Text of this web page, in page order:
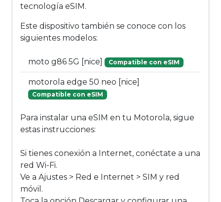
tecnología eSIM.
Este dispositivo también se conoce con los
siguientes modelos:
moto g86 5G [nice] Compatible con eSIM
motorola edge 50 neo [nice]
Compatible con eSIM
Para instalar una eSIM en tu Motorola, sigue
estas instrucciones:
Si tienes conexión a Internet, conéctate a una
red Wi-Fi.
Ve a Ajustes > Red e Internet > SIM y red
móvil.